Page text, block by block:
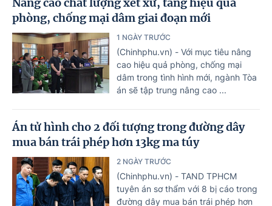
phòng, chống mại dâm giai đoạn mới
1 NGÀY TRƯỚC
(Chinhphu.vn) - Với mục tiêu nâng
cao hiệu quả phòng, chống mại
dâm trong tình hình mới, ngành Tòa
án sẽ tập trung nâng cao ...
Án tử hình cho 2 đối tượng trong đường dây
mua bán trái phép hơn 13kg ma túy
2 NGÀY TRƯỚC
(Chinhphu.vn) - TAND TPHCM
tuyên án sơ thẩm với 8 bị cáo trong
đường dây mua bán trái phép hơn